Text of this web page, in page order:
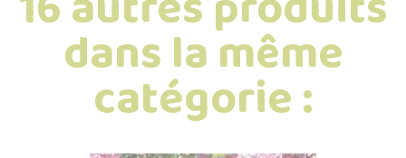
dans la même
catégorie :